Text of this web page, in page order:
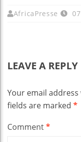
AfricaPresse
LEAVE A REPLY
Your email
fields are marked *
Comment*